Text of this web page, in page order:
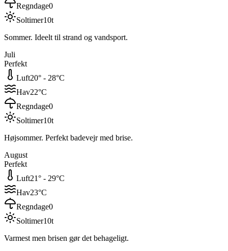
Regndage0
Soltimer10t
Sommer. Ideelt til strand og vandsport.
Juli
Perfekt
Luft20° - 28°C
Hav22°C
Regndage0
Soltimer10t
Højsommer. Perfekt badevejr med brise.
August
Perfekt
Luft21° - 29°C
Hav23°C
Regndage0
Soltimer10t
Varmest men brisen gør det behageligt.